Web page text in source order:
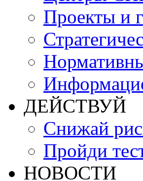
Проекты и
ДЕЙСТВУЙ
Снижай
Пройди
НОВОСТИ